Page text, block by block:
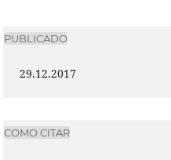
PUBLICADO
29.12.2017
COMO CITAR